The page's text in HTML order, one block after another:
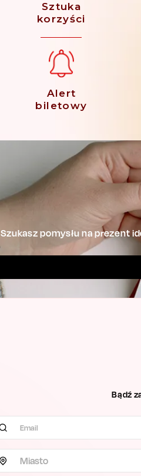
Sztuka
korzyści
Alert
biletowy
Szukasz pomysłu na prezent
Bądź
Miasto